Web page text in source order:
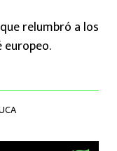
relumbró a los